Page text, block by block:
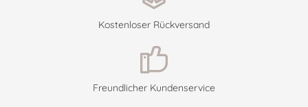
Kostenloser Rückversand
Freundlicher Kundenservice